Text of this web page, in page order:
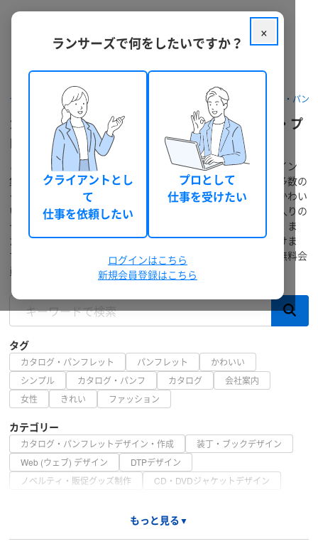
クラウドソーシング ランサーズ ポートフォリオを探す カタログ・パン
カタログ・パンフレットの事例・参考デザイン・プ
ロの見本サンプル
こちらはカタログ・パンフレットの事例サンプル・参考デザイン
集・アイディア一覧ページです。ランサーズに登録している多数の
クリエイターのポートフォリオが確認できます。おしゃれ・かわい
い・かっこいいなど様々なタイプのデザインがあり、お気に入りの
デザインを見つけて直接クリエイターに制作依頼が可能です。ま
た、デザイン作成や仕事依頼時のアイディアにも活用いただけま
す。仕事を依頼したい方も、受けたい方も、まずはカンタン無料会
員登録がおススメです。
タグ
カタログ・パンフレット パンフレット
かわいい
シンプル
カタログ・パンフ カタログ
会社案内
女性
きれい ファッション
カテゴリー
カタログ・パンフレットデザイン・作成
装丁・ブックデザイン
Web (ウェブ) デザイン
DTPデザイン
ノベルティ・販促グッズ制作
CD・DVDジャケットデザイン
もっと見る▼
×
ランサーズで何をしたいですか？
クライアントとし
て
仕事を依頼したい
プロとして
仕事を受けたい
ログインはこちら
新規会員登録はこちら